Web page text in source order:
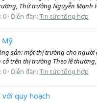
Thứ trưởng Nguyễn Mạnh
0 Diễn đàn:Tin tức tổng hợp
Mỹ
sản: một thị trường cho
trên thị trường Theo lẽ
0 Diễn đàn:Tin tức tổng hợp
quy hoạch